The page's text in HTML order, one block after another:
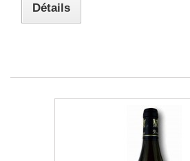
Détails